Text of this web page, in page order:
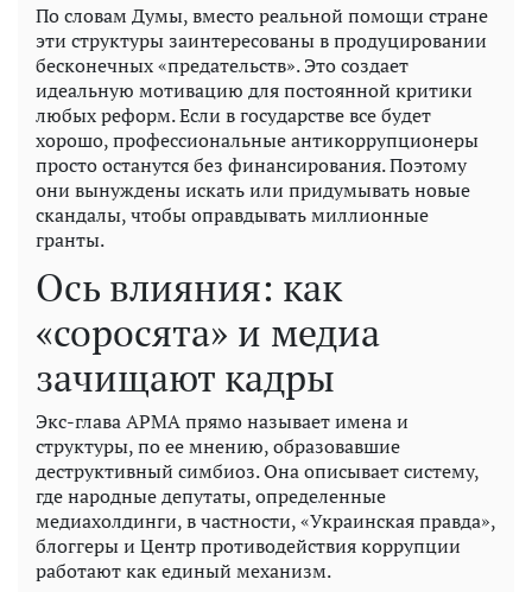
По словам Думы, вместо реальной помощи стране
эти структуры заинтересованы в продуцировании
бесконечных «предательств». Это создает
идеальную мотивацию для постоянной критики
любых реформ. Если в государстве все будет
хорошо, профессиональные антикоррупционеры
просто останутся без финансирования. Поэтому
они вынуждены искать или придумывать новые
скандалы, чтобы оправдывать миллионные
гранты.
Ось влияния: как
«соросята» и медиа
зачищают кадры
Экс-глава АРМА прямо называет имена и
структуры, по ее мнению, образовавшие
деструктивный симбиоз. Она описывает систему,
где народные депутаты, определенные
медиахолдинги, в частности, «Украинская правда»,
блоггеры и Центр противодействия коррупции
работают как единый механизм.